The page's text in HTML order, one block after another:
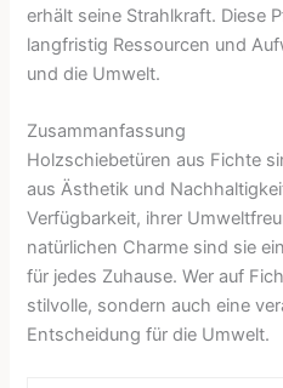
erhält seine Strahlkraft. Diese
langfristig Ressourcen und
und die Umwelt.
Zusammanfassung
Holzschiebetüren aus Fichte
aus Ästhetik und
Verfügbarkeit, ihrer
natürlichen Charme sind sie
für jedes Zuhause. Wer auf
stilvolle, sondern auch eine
Entscheidung für die Umwelt.